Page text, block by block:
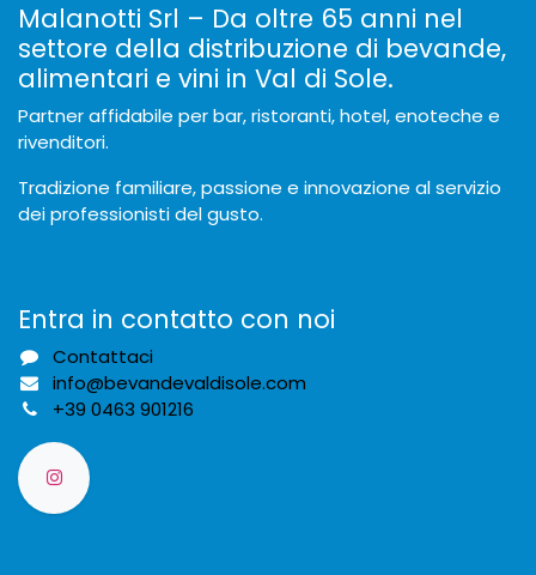
Malanotti Srl – Da oltre 65 anni nel
settore della distribuzione di bevande,
alimentari e vini in Val di Sole.
Partner affidabile per bar, ristoranti, hotel, enoteche e
rivenditori.
Tradizione familiare, passione e innovazione al servizio
dei professionisti del gusto.
Entra in contatto con noi
Contattaci
info@bevandevaldisole.com
+39 0463 901216